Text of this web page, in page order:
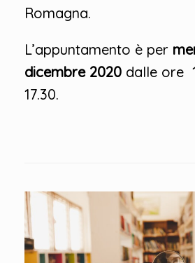
Romagna.
L’appuntamento è per
dicembre 2020 dalle ore
17.30.